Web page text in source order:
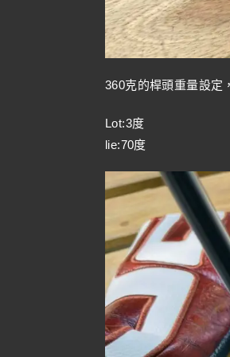
360克的桿頭重量設定
Lot:3度
lie:70度